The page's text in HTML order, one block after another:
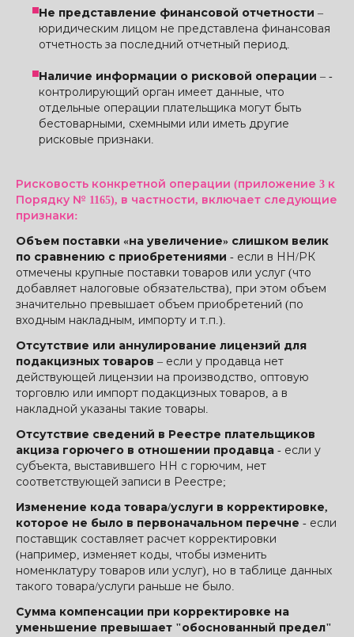
Не представление финансовой отчетности –
юридическим лицом не представлена ​​финансовая
отчетность за последний отчетный период.
Наличие информации о рисковой операции – -
контролирующий орган имеет данные, что
отдельные операции плательщика могут быть
бестоварными, схемными или иметь другие
рисковые признаки.
Рисковость конкретной операции (приложение 3 к
Порядку № 1165), в частности, включает следующие
признаки:
Объем поставки «на увеличение» слишком велик
по сравнению с приобретениями - если в НН/РК
отмечены крупные поставки товаров или услуг (что
добавляет налоговые обязательства), при этом объем
значительно превышает объем приобретений (по
входным накладным, импорту и т.п.).
Отсутствие или аннулирование лицензий для
подакцизных товаров – если у продавца нет
действующей лицензии на производство, оптовую
торговлю или импорт подакцизных товаров, а в
накладной указаны такие товары.
Отсутствие сведений в Реестре плательщиков
акциза горючего в отношении продавца - если у
субъекта, выставившего НН с горючим, нет
соответствующей записи в Реестре;
Изменение кода товара/услуги в корректировке,
которое не было в первоначальном перечне - если
поставщик составляет расчет корректировки
(например, изменяет коды, чтобы изменить
номенклатуру товаров или услуг), но в таблице данных
такого товара/услуги раньше не было.
Сумма компенсации при корректировке на
уменьшение превышает "обоснованный предел"